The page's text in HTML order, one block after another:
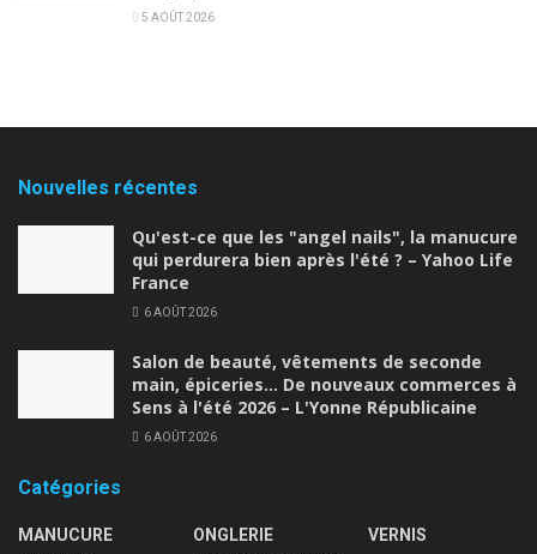
5 AOÛT 2026
Nouvelles récentes
Qu'est-ce que les "angel nails", la manucure
qui perdurera bien après l'été ? – Yahoo Life
France
6 AOÛT 2026
Salon de beauté, vêtements de seconde
main, épiceries… De nouveaux commerces à
Sens à l'été 2026 – L'Yonne Républicaine
6 AOÛT 2026
Catégories
MANUCURE
ONGLERIE
VERNIS